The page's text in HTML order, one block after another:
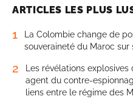
ARTICLES LES PLUS
1
La Colombie change de
souveraineté du Maroc sur
2
Les révélations
agent du contre-
liens entre le régime des